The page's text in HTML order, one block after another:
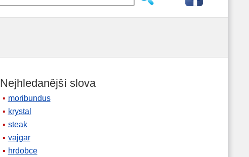
Nejhledanější slova
moribundus
krystal
steak
vajgar
hrdobce